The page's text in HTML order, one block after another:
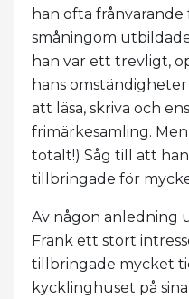
han ofta frånvarande
småningom
han var ett trevligt,
hans
att läsa, skriva och
frimärkesamling.
totalt!) Såg till att
tillbringade för
Av någon anledning
Frank ett stort
tillbringade mycket
kycklinghuset på